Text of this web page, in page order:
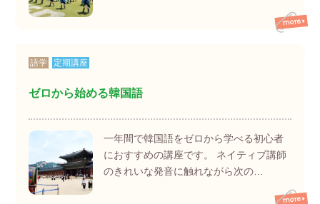
語学 定期講座
ゼロから始める韓国語
一年間で韓国語をゼロから学べる初心者
におすすめの講座です。 ネイティブ講師
のきれいな発音に触れながら次の…